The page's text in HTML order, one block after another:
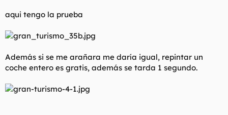
aqui tengo la prueba
Además si se me arañara me daría igual, repintar un
coche entero es gratis, además se tarda 1 segundo.